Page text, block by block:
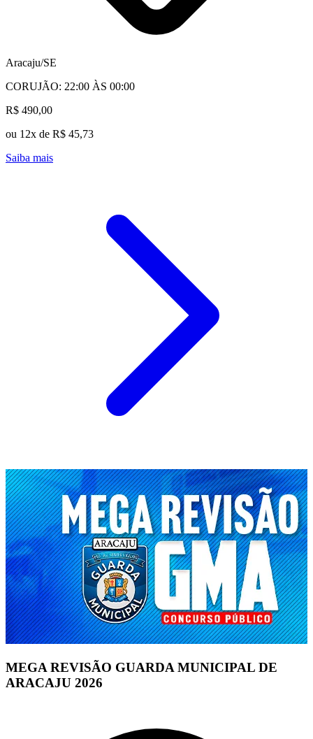
Aracaju/SE
CORUJÃO: 22:00 ÀS 00:00
R$ 490,00
ou 12x de R$ 45,73
Saiba mais
MEGA REVISÃO GUARDA MUNICIPAL DE
ARACAJU 2026